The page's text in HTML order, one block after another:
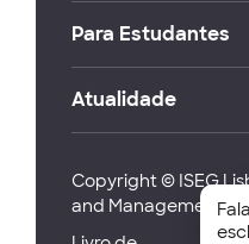
Para Estudantes
Atualidade
Copyright © ISEG
and Management